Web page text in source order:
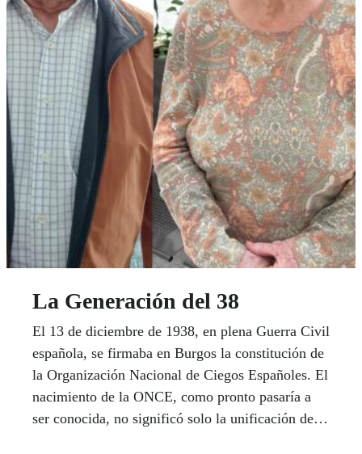
La Generación del 38
El 13 de diciembre de 1938, en plena Guerra Civil
española, se firmaba en Burgos la constitución de
la Organización Nacional de Ciegos Españoles. El
nacimiento de la ONCE, como pronto pasaría a
ser conocida, no significó solo la unificación de